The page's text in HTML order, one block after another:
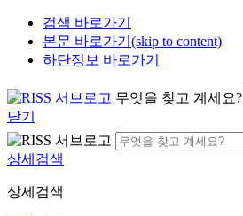
검색 바로가기
본문 바로가기(skip to content)
하단정보 바로가기
무엇을 찾고 계세요?
닫기
상세검색
상세검색